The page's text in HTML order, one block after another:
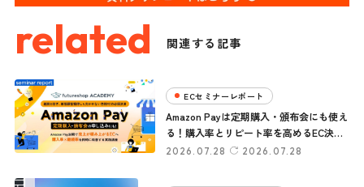
related 関連する記事
ECセミナーレポート
2026.07.28 2026.07.28
Amazon Payは定期購入・頒布会にも使え
る！購入率とリピート率を高めるEC決済
活用法【セミナーレポート】